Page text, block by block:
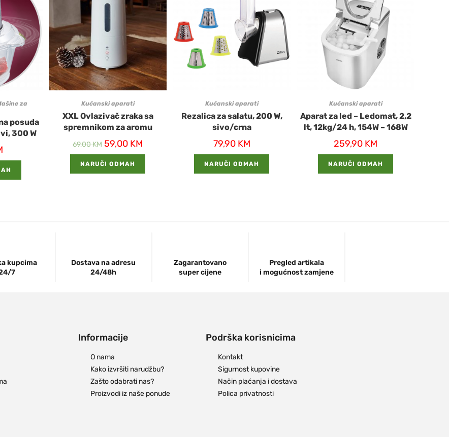
za
posuda
300 W
Kućanski aparati
XXL Ovlazivač zraka sa
spremnikom za aromu
69,00KM 59,00 KM
NARUČI ODMAH
Kućanski aparati
Rezalica za salatu, 200 W,
sivo/crna
79,90 KM
NARUČI ODMAH
Kućanski aparati
Aparat za led – Ledomat, 2,2
lt, 12kg/24 h, 154W – 168W
259,90 KM
NARUČI ODMAH
kupcima
7
Dostava na adresu
24/48h
Zagarantovano
super cijene
Pregled artikala
i mogućnost zamjene
Informacije
O nama
Kako izvršiti narudžbu?
Zašto odabrati nas?
Proizvodi iz naše ponude
Podrška korisnicima
Kontakt
Sigurnost kupovine
Način plaćanja i dostava
Polica privatnosti